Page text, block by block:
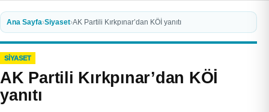
Ana Sayfa›Siyaset›AK Partili Kırkpınar’dan KÖİ yanıtı
SIYASET
AK Partili Kırkpınar’dan KÖİ
yanıtı